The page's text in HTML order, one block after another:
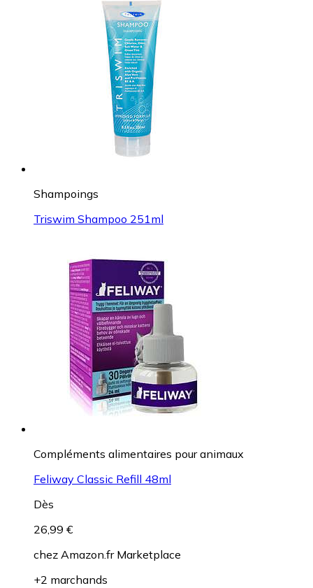
Shampoings
Triswim Shampoo 251ml
Compléments alimentaires pour animaux
Feliway Classic Refill 48ml
Dès
26,99 €
chez Amazon.fr Marketplace
+2 marchands